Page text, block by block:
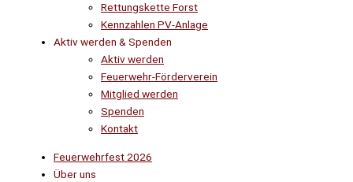
Rettungskette Forst
Kennzahlen PV-Anlage
Aktiv werden & Spenden
Aktiv werden
Feuerwehr-Förderverein
Mitglied werden
Spenden
Kontakt
Feuerwehrfest 2026
Über uns